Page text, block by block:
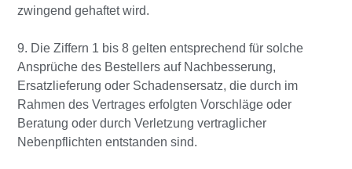
zwingend gehaftet wird.
9. Die Ziffern 1 bis 8 gelten entsprechend für solche
Ansprüche des Bestellers auf Nachbesserung,
Ersatzlieferung oder Schadensersatz, die durch im
Rahmen des Vertrages erfolgten Vorschläge oder
Beratung oder durch Verletzung vertraglicher
Nebenpflichten entstanden sind.